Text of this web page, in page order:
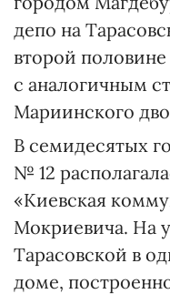
депо на
второй
с аналогичным
Мариинского
В семидесятых
№ 12
«Киевская
Мокриевича. На
Тарасовской в
доме,